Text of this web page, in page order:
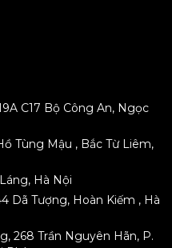
C17 Bộ Công An, Ngọc
Tùng Mậu , Bắc Từ Liêm,
Hà Nội
Dã Tượng, Hoàn Kiếm , Hà
268 Trần Nguyên Hãn, P.